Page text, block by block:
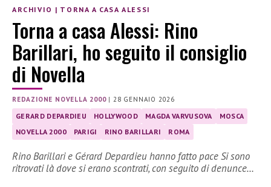
ARCHIVIO | TORNA A CASA ALESSI
Torna a casa Alessi: Rino
Barillari, ho seguito il consiglio
di Novella
REDAZIONE NOVELLA 2000|28 GENNAIO 2026
GERARD DEPARDIEU HOLLYWOOD MAGDA VARVUSOVA
MOSCA
NOVELLA 2000
PARIGI RINO BARILLARI ROMA
Rino Barillari e Gérard Depardieu hanno fatto pace Si sono
ritrovati là dove si erano scontrati, con seguito di denunce…